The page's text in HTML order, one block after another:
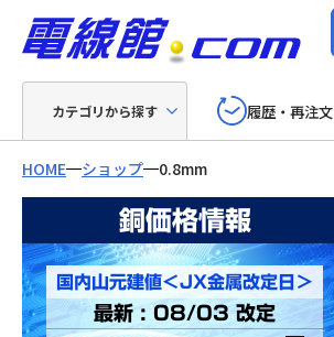
カテゴリから探す 履歴・再注文
HOME ショップ 0.8mm
銅価格情報
国内山元建値＜JX金属改定日＞
最新 : 08/03 改定